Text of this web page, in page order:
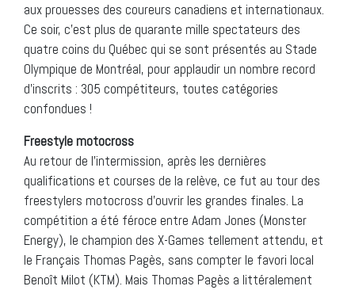
aux prouesses des coureurs canadiens et internationaux.
Ce soir, c’est plus de quarante mille spectateurs des
quatre coins du Québec qui se sont présentés au Stade
Olympique de Montréal, pour applaudir un nombre record
d’inscrits : 305 compétiteurs, toutes catégories
confondues !
Freestyle motocross
Au retour de l’intermission, après les dernières
qualifications et courses de la relève, ce fut au tour des
freestylers motocross d’ouvrir les grandes finales. La
compétition a été féroce entre Adam Jones (Monster
Energy), le champion des X-Games tellement attendu, et
le Français Thomas Pagès, sans compter le favori local
Benoît Milot (KTM). Mais Thomas Pagès a littéralement